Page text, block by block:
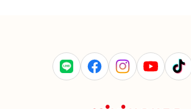
LINE FacebookInstagramYouTube TikTok